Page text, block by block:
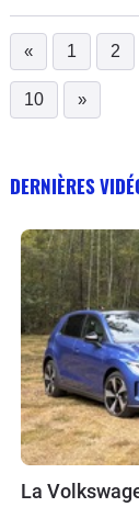
« 1 2
10 »
DERNIÈRES
La